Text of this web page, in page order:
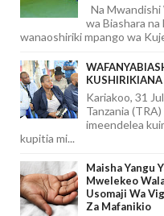
Na Mwandishi
wa Biashara na
wanaoshiriki mpango wa
Kariakoo, 31
Tanzania
imeendelea
kupitia mi...
Maisha Yangu
Mwelekeo
Usomaji Wa
Za Mafanikio